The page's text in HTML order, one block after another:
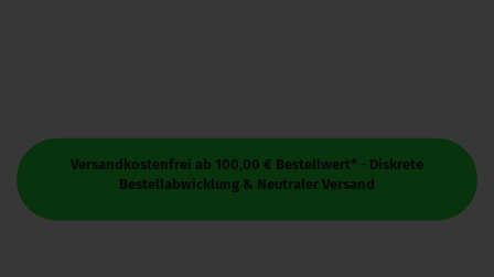
Versandkostenfrei ab 100,00 € Bestellwert* - Diskrete
Bestellabwicklung & Neutraler Versand